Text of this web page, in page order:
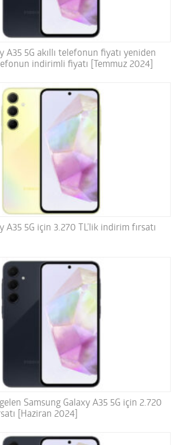
A35 5G akıllı telefonun fiyatı yeniden
indirimli fiyatı [Temmuz 2024]
A35 5G için 3.270 TL’lik indirim fırsatı
Samsung Galaxy A35 5G için 2.720
[Haziran 2024]